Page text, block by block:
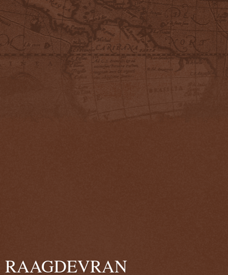
RAAGDEVRAN